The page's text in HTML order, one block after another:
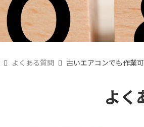
よくある質問 古いエアコンでも作業
よく